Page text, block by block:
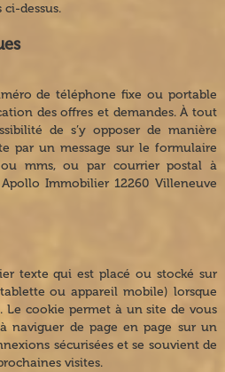
ci-dessus.
de téléphone fixe ou portable
des offres et demandes. À tout
de s’y opposer de manière
par un message sur le formulaire
mms, ou par courrier postal à
Apollo Immobilier 12260 Villeneuve
texte qui est placé ou stocké sur
ou appareil mobile) lorsque
Le cookie permet à un site de vous
naviguer de page en page sur un
sécurisées et se souvient de
visites.